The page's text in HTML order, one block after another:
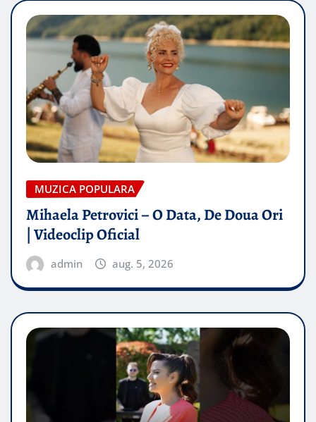
MUZICA POPULARA
Mihaela Petrovici – O Data, De Doua Ori
| Videoclip Oficial
admin aug. 5, 2026